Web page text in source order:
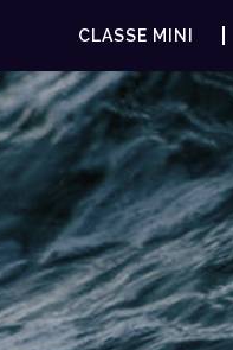
CLASSE MINI